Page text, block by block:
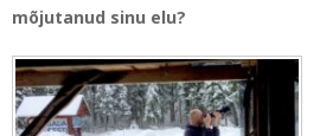
mõjutanud sinu elu?